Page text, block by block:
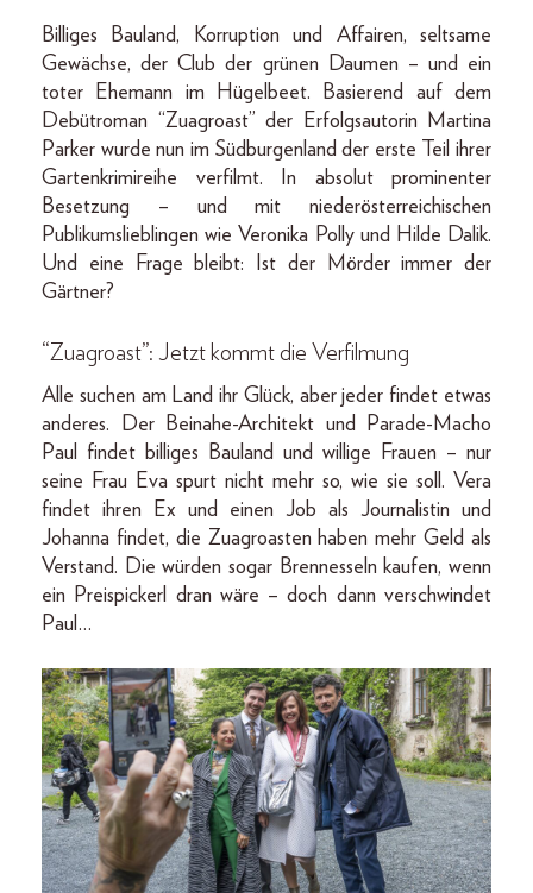
Billiges Bauland, Korruption und Affairen, seltsame
Gewächse, der Club der grünen Daumen – und ein
toter Ehemann im Hügelbeet. Basierend auf dem
Debütroman “Zuagroast” der Erfolgsautorin Martina
Parker wurde nun im Südburgenland der erste Teil ihrer
Gartenkrimireihe verfilmt. In absolut prominenter
Besetzung – und mit niederösterreichischen
Publikumslieblingen wie Veronika Polly und Hilde Dalik.
Und eine Frage bleibt: Ist der Mörder immer der
Gärtner?
“Zuagroast”: Jetzt kommt die Verfilmung
Alle suchen am Land ihr Glück, aber jeder findet etwas
anderes. Der Beinahe-Architekt und Parade-Macho
Paul findet billiges Bauland und willige Frauen – nur
seine Frau Eva spurt nicht mehr so, wie sie soll. Vera
findet ihren Ex und einen Job als Journalistin und
Johanna findet, die Zuagroasten haben mehr Geld als
Verstand. Die würden sogar Brennesseln kaufen, wenn
ein Preispickerl dran wäre – doch dann verschwindet
Paul…